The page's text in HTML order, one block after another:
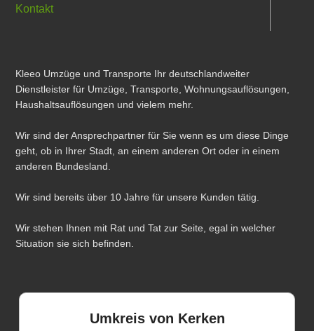
Kontakt
Kleeo Umzüge und Transporte Ihr deutschlandweiter
Dienstleister für Umzüge, Transporte, Wohnungsauflösungen,
Haushaltsauflösungen und vielem mehr.
Wir sind der Ansprechpartner für Sie wenn es um diese Dinge
geht, ob in Ihrer Stadt, an einem anderen Ort oder in einem
anderen Bundesland.
Wir sind bereits über 10 Jahre für unsere Kunden tätig.
Wir stehen Ihnen mit Rat und Tat zur Seite, egal in welcher
Situation sie sich befinden.
Umkreis von Kerken